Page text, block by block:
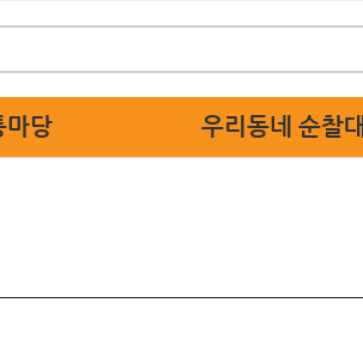
마당 우리동네 순찰대